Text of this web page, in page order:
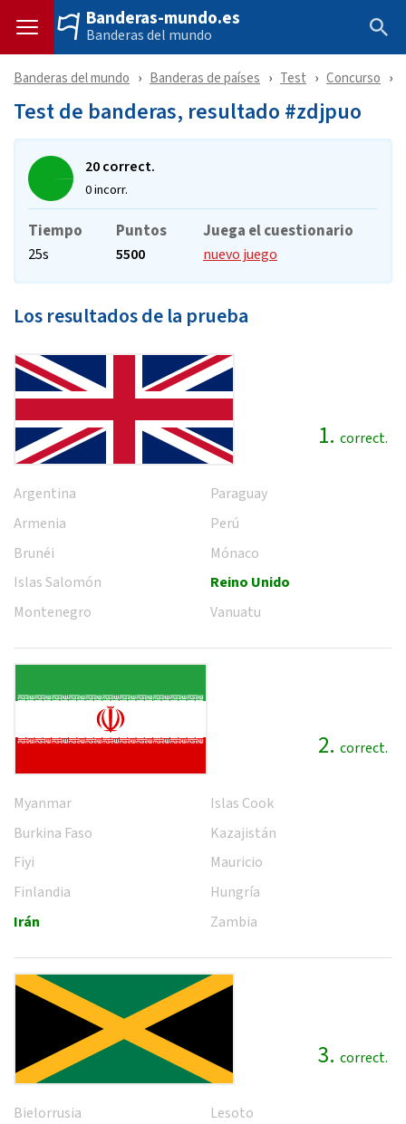
Banderas-mundo.es
Banderas del mundo
Banderas del mundo Banderas de países Test Concurso
Test de banderas, resultado #zdjpuo
20 correct.
0 incorr.
Tiempo
25s
Puntos
5500
Juega el cuestionario
nuevo juego
Los resultados de la prueba
1. correct.
Argentina
Armenia
Brunéi
Islas Salomón
Montenegro
Paraguay
Perú
Mónaco
Reino Unido
Vanuatu
2. correct.
Myanmar
Burkina Faso
Fiyi
Finlandia
Irán
Islas Cook
Kazajistán
Mauricio
Hungría
Zambia
3. correct.
Bielorrusia
Lesoto